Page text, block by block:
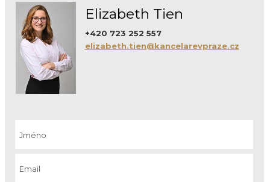
Elizabeth Tien
+420 723 252 557
elizabeth.tien@kancelarevpraze.cz